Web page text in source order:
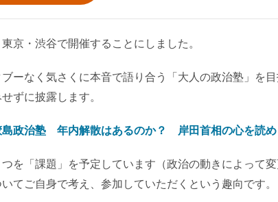
京・渋谷で開催することにしました。
ーなく気さくに本音で語り合う「大人の政治塾」を
ずに披露します。
政治塾 年内解散はあるのか？ 岸田首相の心を読め
を「課題」を予定しています（政治の動きによって
てご自身で考え、参加していただくという趣向です。